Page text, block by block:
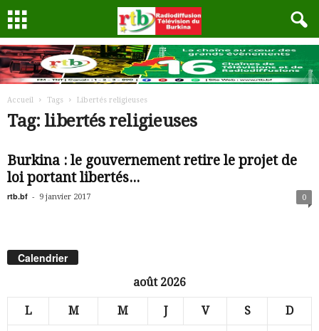
Accueil Tags Libertés religieuses
Tag: libertés religieuses
Burkina : le gouvernement retire le projet de
loi portant libertés...
rtb.bf - 9 janvier 2017 0
Calendrier
août 2026
L M M J V S D